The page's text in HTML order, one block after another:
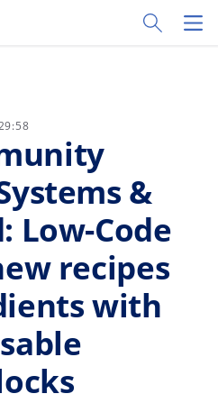
Toggle
&
Low-Code
recipes
with